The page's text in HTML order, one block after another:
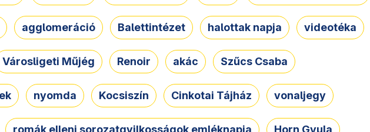
agglomeráció Balettintézet halottak napja videotéka
Városligeti Műjég Renoir akác Szűcs Csaba
nyomda Kocsiszín Cinkotai Tájház vonaljegy
romák elleni sorozatgyilkosságok emléknapja Horn Gyula